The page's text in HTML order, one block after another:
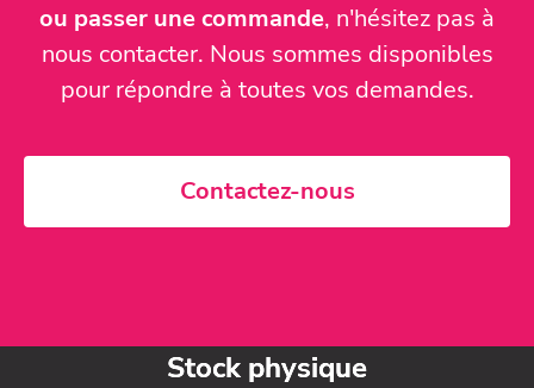
ou passer une commande, n'hésitez pas à
nous contacter. Nous sommes disponibles
pour répondre à toutes vos demandes.
Contactez-nous
Stock physique